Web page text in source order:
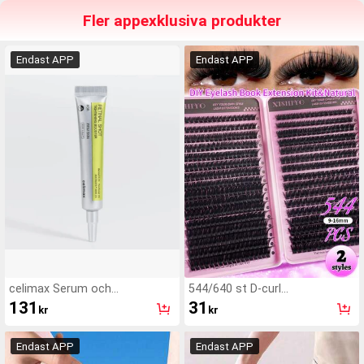
Fler appexklusiva produkter
Endast APP
celimax Serum och
ansiktsbehandling
131 kr
Endast APP
Endast APP
544/640 st D-curl
lösögonfransar, hög kapacitet,
lämpar sig för tjock, fluffig och
hemmaskönhet, stor kapacitet
i enstaka fransbok, lämplig för
31 kr
Endast APP